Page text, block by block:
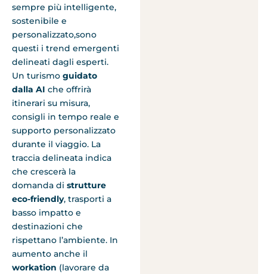
sempre più intelligente,
sostenibile e
personalizzato,sono
questi i trend emergenti
delineati dagli esperti.
Un turismo guidato
dalla AI che offrirà
itinerari su misura,
consigli in tempo reale e
supporto personalizzato
durante il viaggio. La
traccia delineata indica
che crescerà la
domanda di strutture
eco-friendly, trasporti a
basso impatto e
destinazioni che
rispettano l’ambiente. In
aumento anche il
workation (lavorare da